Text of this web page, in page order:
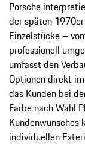
Porsche
der späten
Einzelstücke –
professionell
umfasst den
Optionen direkt
das Kunden bei
Farbe nach Wahl
Kundenwunsches
individuellen